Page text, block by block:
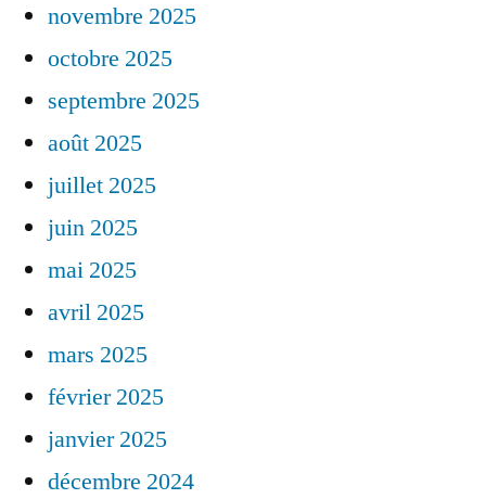
novembre 2025
octobre 2025
septembre 2025
août 2025
juillet 2025
juin 2025
mai 2025
avril 2025
mars 2025
février 2025
janvier 2025
décembre 2024